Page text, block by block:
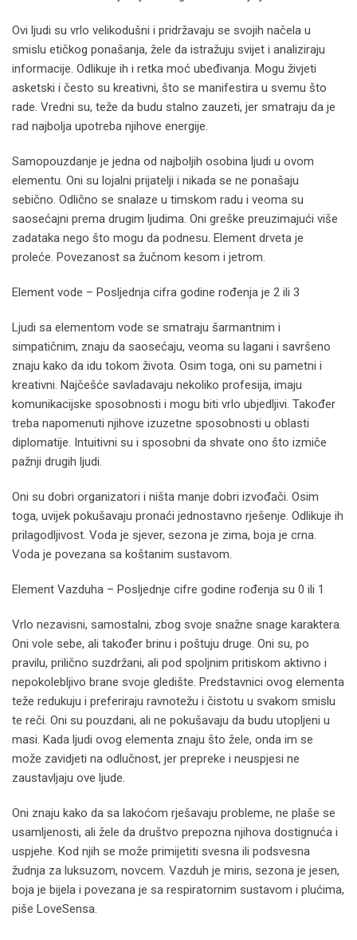
Ovi ljudi su vrlo velikodušni i pridržavaju se svojih načela u
smislu etičkog ponašanja, žele da istražuju svijet i analiziraju
informacije. Odlikuje ih i retka moć ubeđivanja. Mogu živjeti
asketski i često su kreativni, što se manifestira u svemu što
rade. Vredni su, teže da budu stalno zauzeti, jer smatraju da je
rad najbolja upotreba njihove energije.
Samopouzdanje je jedna od najboljih osobina ljudi u ovom
elementu. Oni su lojalni prijatelji i nikada se ne ponašaju
sebično. Odlično se snalaze u timskom radu i veoma su
saosećajni prema drugim ljudima. Oni greške preuzimajući više
zadataka nego što mogu da podnesu. Element drveta je
proleće. Povezanost sa žučnom kesom i jetrom.
Element vode – Posljednja cifra godine rođenja je 2 ili 3
Ljudi sa elementom vode se smatraju šarmantnim i
simpatičnim, znaju da saosećaju, veoma su lagani i savršeno
znaju kako da idu tokom života. Osim toga, oni su pametni i
kreativni. Najčešće savladavaju nekoliko profesija, imaju
komunikacijske sposobnosti i mogu biti vrlo ubjedljivi. Također
treba napomenuti njihove izuzetne sposobnosti u oblasti
diplomatije. Intuitivni su i sposobni da shvate ono što izmiče
pažnji drugih ljudi.
Oni su dobri organizatori i ništa manje dobri izvođači. Osim
toga, uvijek pokušavaju pronaći jednostavno rješenje. Odlikuje ih
prilagodljivost. Voda je sjever, sezona je zima, boja je crna.
Voda je povezana sa koštanim sustavom.
Element Vazduha – Posljednje cifre godine rođenja su 0 ili 1
Vrlo nezavisni, samostalni, zbog svoje snažne snage karaktera.
Oni vole sebe, ali također brinu i poštuju druge. Oni su, po
pravilu, prilično suzdržani, ali pod spoljnim pritiskom aktivno i
nepokolebljivo brane svoje gledište. Predstavnici ovog elementa
teže redukuju i preferiraju ravnotežu i čistotu u svakom smislu
te reči. Oni su pouzdani, ali ne pokušavaju da budu utopljeni u
masi. Kada ljudi ovog elementa znaju što žele, onda im se
može zavidjeti na odlučnost, jer prepreke i neuspjesi ne
zaustavljaju ove ljude.
Oni znaju kako da sa lakoćom rješavaju probleme, ne plaše se
usamljenosti, ali žele da društvo prepozna njihova dostignuća i
uspjehe. Kod njih se može primijetiti svesna ili podsvesna
žudnja za luksuzom, novcem. Vazduh je miris, sezona je jesen,
boja je bijela i povezana je sa respiratornim sustavom i plućima,
piše LoveSensa.